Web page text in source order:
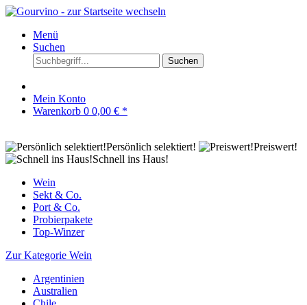
Menü
Suchen
Suchen
Mein Konto
Warenkorb 0 0,00 € *
Persönlich selektiert!
Preiswert!
Schnell ins Haus!
Wein
Sekt & Co.
Port & Co.
Probierpakete
Top-Winzer
Zur Kategorie Wein
Argentinien
Australien